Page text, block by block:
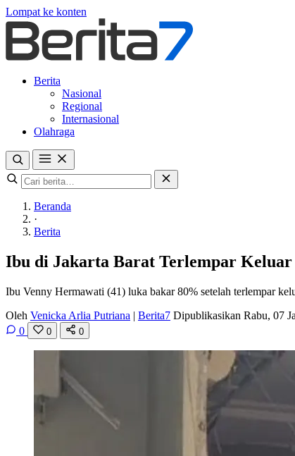
Lompat ke konten
Berita
Nasional
Regional
Internasional
Olahraga
Beranda
·
Berita
Ibu di Jakarta Barat Terlempar Keluar
Ibu Venny Hermawati (41) luka bakar 80% setelah terlempar
Oleh Venicka Arlia Putriana | Berita7 Dipublikasikan Rabu, 07
0
0 0